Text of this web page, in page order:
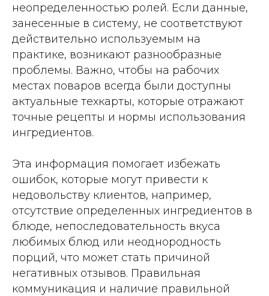
неопределенностью ролей. Если данные,
занесенные в систему, не соответствуют
действительно используемым на
практике, возникают разнообразные
проблемы. Важно, чтобы на рабочих
местах поваров всегда были доступны
актуальные техкарты, которые отражают
точные рецепты и нормы использования
ингредиентов.
Эта информация помогает избежать
ошибок, которые могут привести к
недовольству клиентов, например,
отсутствие определенных ингредиентов в
блюде, непоследовательность вкуса
любимых блюд или неоднородность
порций, что может стать причиной
негативных отзывов. Правильная
коммуникация и наличие правильной